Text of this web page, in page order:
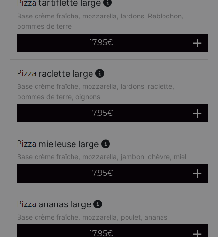
tartiflette large
Base crème fraîche, mozzarella, lardons, Reblochon,
pommes de terre
17.95€
raclette large
Base crème fraîche, mozzarella, lardons, raclette,
pommes de terre, oignons
17.95€
mielleuse large
Base crème fraîche, mozzarella, jambon, chèvre, miel
17.95€
ananas large
Base crème fraîche, mozzarella, poulet, ananas
17.95€